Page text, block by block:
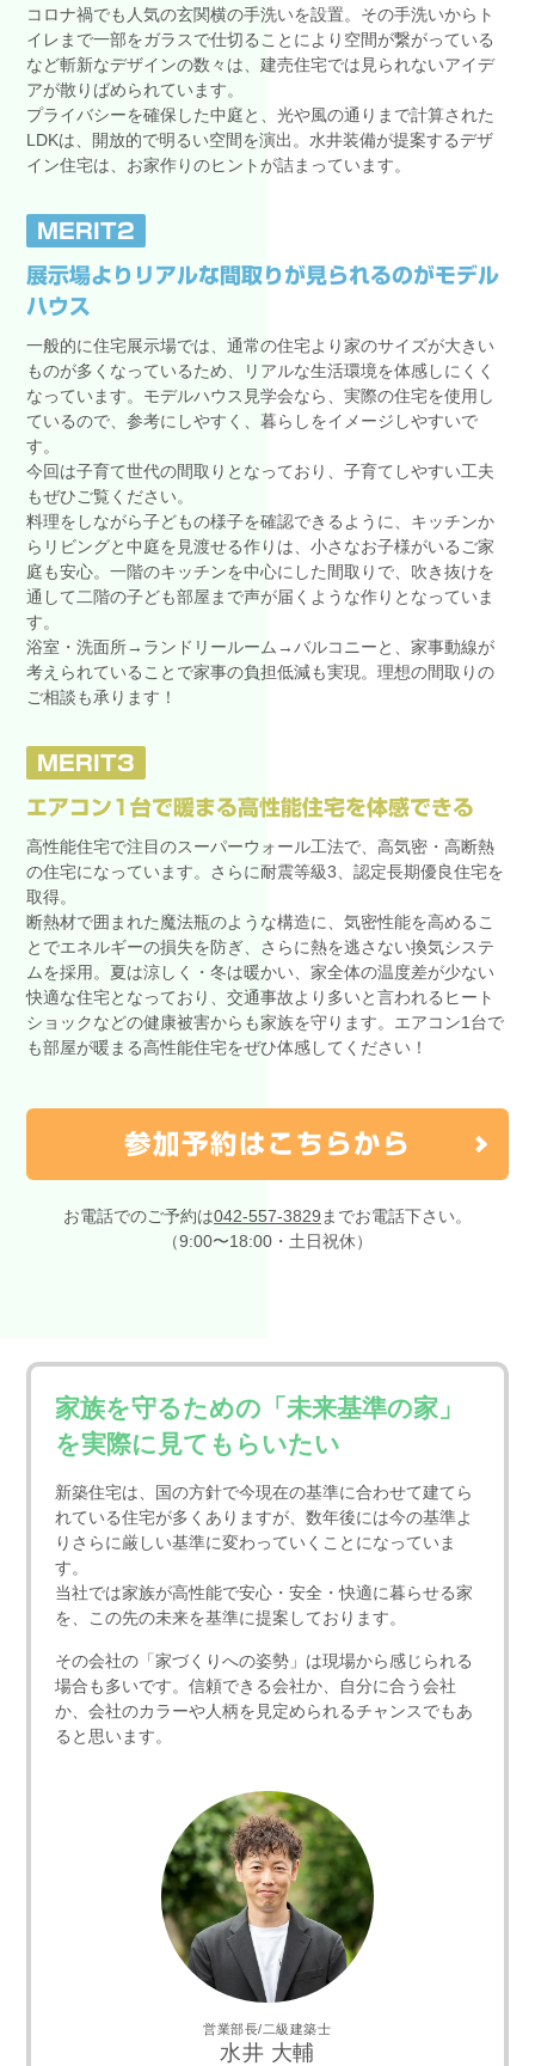
コロナ禍でも人気の玄関横の手洗いを設置。その手洗いからト
イレまで一部をガラスで仕切ることにより空間が繋がっている
など斬新なデザインの数々は、建売住宅では見られないアイデ
アが散りばめられています。
プライバシーを確保した中庭と、光や風の通りまで計算された
LDKは、開放的で明るい空間を演出。水井装備が提案するデザ
イン住宅は、お家作りのヒントが詰まっています。
MERIT2
展示場よりリアルな間取りが見られるのがモデル
ハウス
一般的に住宅展示場では、通常の住宅より家のサイズが大きい
ものが多くなっているため、リアルな生活環境を体感しにくく
なっています。モデルハウス見学会なら、実際の住宅を使用し
ているので、参考にしやすく、暮らしをイメージしやすいで
す。
今回は子育て世代の間取りとなっており、子育てしやすい工夫
もぜひご覧ください。
料理をしながら子どもの様子を確認できるように、キッチンか
らリビングと中庭を見渡せる作りは、小さなお子様がいるご家
庭も安心。一階のキッチンを中心にした間取りで、吹き抜けを
通して二階の子ども部屋まで声が届くような作りとなっていま
す。
浴室・洗面所→ランドリールーム→バルコニーと、家事動線が
考えられていることで家事の負担低減も実現。理想の間取りの
ご相談も承ります！
MERIT3
エアコン1台で暖まる高性能住宅を体感できる
高性能住宅で注目のスーパーウォール工法で、高気密・高断熱
の住宅になっています。さらに耐震等級3、認定長期優良住宅を
取得。
断熱材で囲まれた魔法瓶のような構造に、気密性能を高めるこ
とでエネルギーの損失を防ぎ、さらに熱を逃さない換気システ
ムを採用。夏は涼しく・冬は暖かい、家全体の温度差が少ない
快適な住宅となっており、交通事故より多いと言われるヒート
ショックなどの健康被害からも家族を守ります。エアコン1台で
も部屋が暖まる高性能住宅をぜひ体感してください！
参加予約はこちらから
お電話でのご予約は042-557-3829 までお電話下さい。
（9:00〜18:00・土日祝休）
営業部長/二級建築士
水井 大輔
家族を守るための「未来基準の家」
を実際に見てもらいたい
新築住宅は、国の方針で今現在の基準に合わせて建てら
れている住宅が多くありますが、数年後には今の基準よ
りさらに厳しい基準に変わっていくことになっていま
す。
当社では家族が高性能で安心・安全・快適に暮らせる家
を、この先の未来を基準に提案しております。
その会社の「家づくりへの姿勢」は現場から感じられる
場合も多いです。信頼できる会社か、自分に合う会社
か、会社のカラーや人柄を見定められるチャンスでもあ
ると思います。